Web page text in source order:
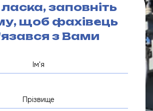
заповніть
щоб фахівець
з Вами